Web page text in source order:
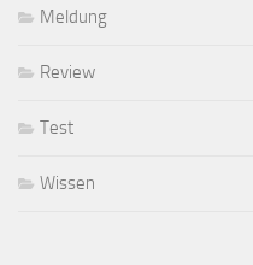
Meldung
Review
Test
Wissen